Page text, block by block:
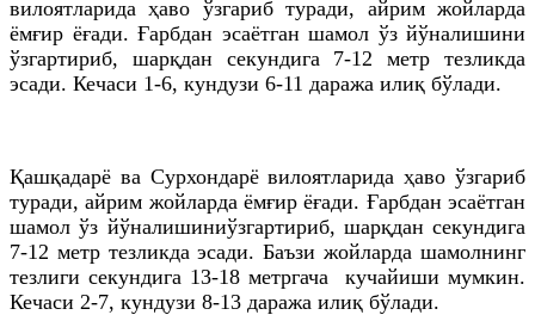
вилоятларида ҳаво ўзгариб туради, айрим жойларда
ёмғир ёғади. Ғарбдан эсаётган шамол ўз йўналишини
ўзгартириб, шарқдан секундига 7-12 метр тезликда
эсади. Кечаси 1-6, кундузи 6-11 даража илиқ бўлади.
Қашқадарё ва Сурхондарё вилоятларида ҳаво ўзгариб
туради, айрим жойларда ёмғир ёғади. Ғарбдан эсаётган
шамол ўз йўналишиниўзгартириб, шарқдан секундига
7-12 метр тезликда эсади. Баъзи жойларда шамолнинг
тезлиги секундига 13-18 метргача кучайиши мумкин.
Кечаси 2-7, кундузи 8-13 даража илиқ бўлади.